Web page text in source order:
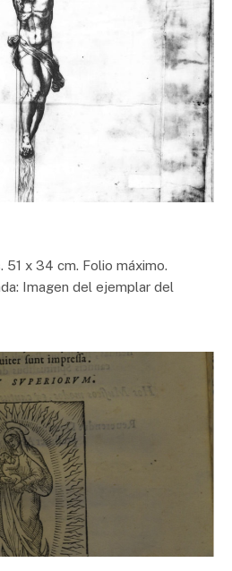
x 34 cm. Folio máximo.
Imagen del ejemplar del